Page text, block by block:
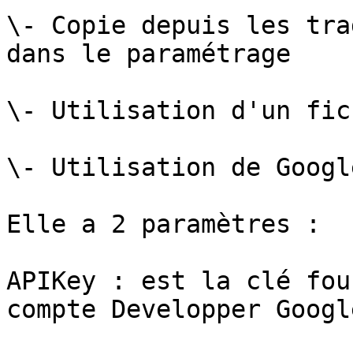
\- Copie depuis les
dans le paramétrage
\- Utilisation d'un
\- Utilisation de
Elle a 2 paramètres :
APIKey : est la clé
compte Developper